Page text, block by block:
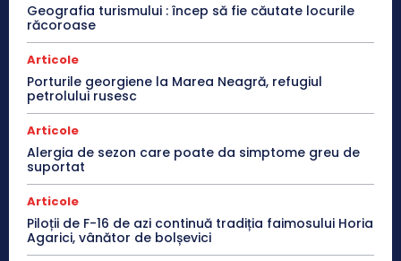
Geografia turismului : încep să fie căutate locurile
răcoroase
Articole
Porturile georgiene la Marea Neagră, refugiul
petrolului rusesc
Articole
Alergia de sezon care poate da simptome greu de
suportat
Articole
Piloții de F-16 de azi continuă tradiția faimosului Horia
Agarici, vânător de bolșevici